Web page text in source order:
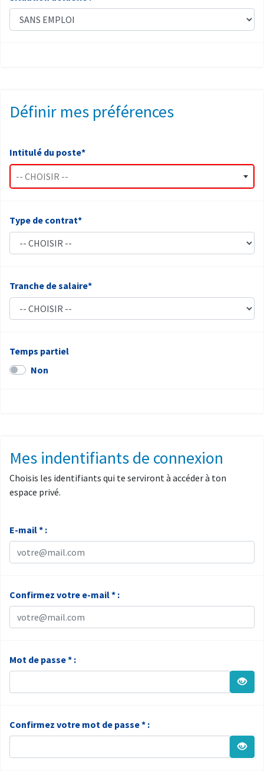
Définir mes préférences
Intitulé du poste*
-- CHOISIR --
Type de contrat*
Tranche de salaire*
Temps partiel
Non
Mes indentifiants de connexion
Choisis les identifiants qui te serviront à accéder à ton
espace privé.
E-mail * :
Confirmez votre e-mail * :
Mot de passe * :
Confirmez votre mot de passe * :